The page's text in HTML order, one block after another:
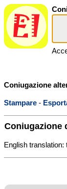
Coniugazione
Stampare -
Coniugazione
English translation: